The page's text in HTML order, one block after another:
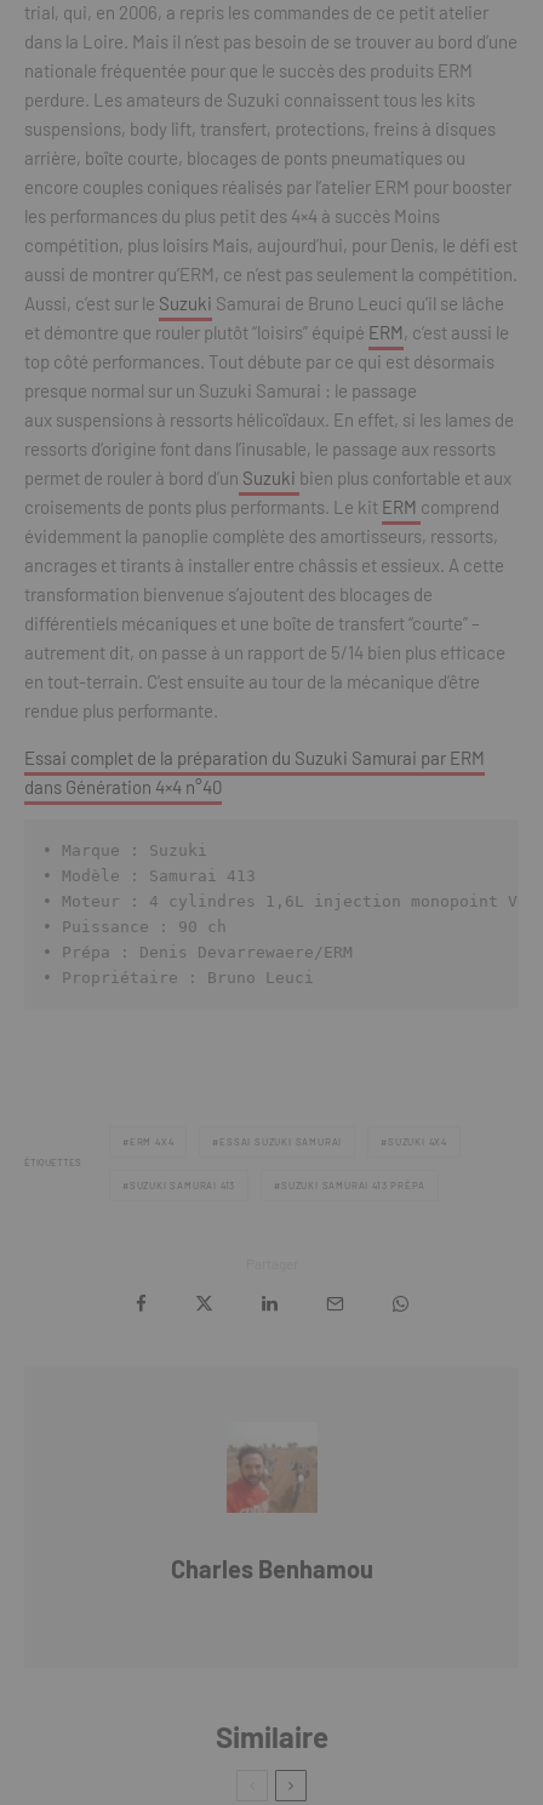
trial, qui, en 2006, a repris les commandes de ce petit atelier
dans la Loire. Mais il n’est pas besoin de se trouver au bord d’une
nationale fréquentée pour que le succès des produits ERM
perdure. Les amateurs de Suzuki connaissent tous les kits
suspensions, body lift, transfert, protections, freins à disques
arrière, boîte courte, blocages de ponts pneumatiques ou
encore couples coniques réalisés par l’atelier ERM pour booster
les performances du plus petit des 4×4 à succès Moins
compétition, plus loisirs Mais, aujourd’hui, pour Denis, le défi est
aussi de montrer qu’ERM, ce n’est pas seulement la compétition.
Aussi, c’est sur le Suzuki Samurai de Bruno Leuci qu’il se lâche
et démontre que rouler plutôt “loisirs” équipé ERM, c’est aussi le
top côté performances. Tout débute par ce qui est désormais
presque normal sur un Suzuki Samurai : le passage
aux suspensions à ressorts hélicoïdaux. En effet, si les lames de
ressorts d’origine font dans l’inusable, le passage aux ressorts
permet de rouler à bord d’un Suzuki bien plus confortable et aux
croisements de ponts plus performants. Le kit ERM comprend
évidemment la panoplie complète des amortisseurs, ressorts,
ancrages et tirants à installer entre châssis et essieux. A cette
transformation bienvenue s’ajoutent des blocages de
différentiels mécaniques et une boîte de transfert “courte” –
autrement dit, on passe à un rapport de 5/14 bien plus efficace
en tout-terrain. C’est ensuite au tour de la mécanique d’être
rendue plus performante.
Essai complet de la préparation du Suzuki Samurai par ERM
dans Génération 4×4 n°40
• Marque : Suzuki
• Modèle : Samurai 413
• Moteur : 4 cylindres 1,6L injection monopoint
• Puissance : 90 ch
• Prépa : Denis Devarrewaere/ERM
• Propriétaire : Bruno Leuci
ÉTIQUETTES
ERM 4X4 ESSAI SUZUKI SAMURAI SUZUKI 4X4
SUZUKI SAMURAI 413 SUZUKI SAMURAI 413 PRÉPA
Charles Benhamou
Similaire